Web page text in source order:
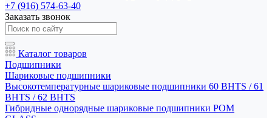
+7 (916) 574-63-40
Заказать звонок
Каталог товаров
Подшипники
Шариковые подшипники
Высокотемпературные шариковые подшипники 60 BHTS / 61
BHTS / 62 BHTS
Гибридные однорядные шариковые подшипники POM